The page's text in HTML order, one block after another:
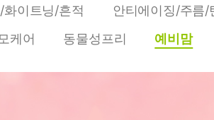
마스크/팩/필링
스킨/토너/미스
트
앰플/에센스/세
민감/건조/속당
미백/화이트닝/
화이트닝/흔적 안티에이징/주름/
케어 동물성프리 예비맘